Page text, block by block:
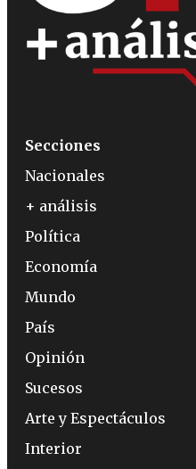
Secciones
Nacionales
+ análisis
Política
Economía
Mundo
País
Opinión
Sucesos
Arte y Espectáculos
Interior